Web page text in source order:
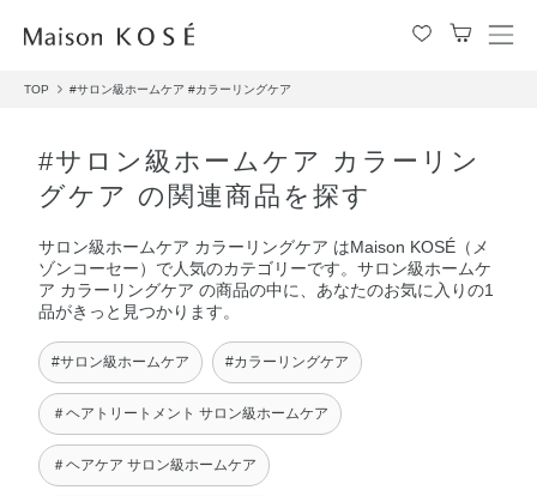
メ
TOP #サロン級ホームケア #カラーリングケア
#サロン級ホームケア カラーリン
グケア の関連商品を探す
サロン級ホームケア カラーリングケア はMaison KOSÉ（メ
ゾンコーセー）で人気のカテゴリーです。サロン級ホームケ
ア カラーリングケア の商品の中に、あなたのお気に入りの1
品がきっと見つかります。
#サロン級ホームケア #カラーリングケア
＃ヘアトリートメント サロン級ホームケア
＃ヘアケア サロン級ホームケア